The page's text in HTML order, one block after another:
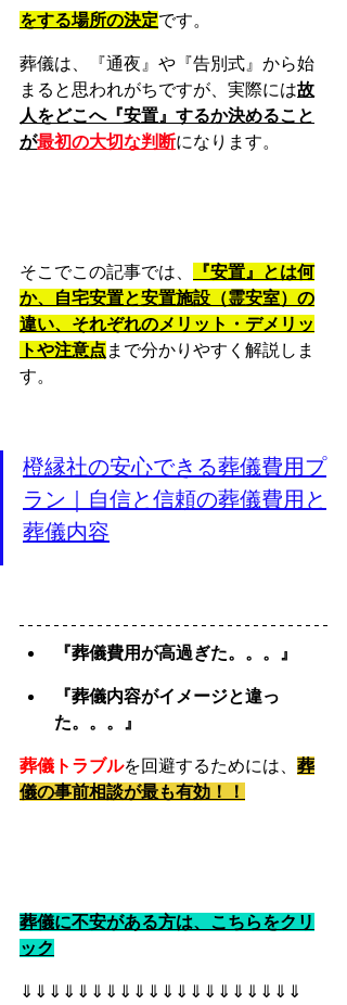
をする場所の決定です。
葬儀は、『通夜』や『告別式』から始
まると思われがちですが、実際には故
人をどこへ『安置』するか決めること
が最初の大切な判断になります。
そこでこの記事では、
『安置』とは何
か、自宅安置と安置施設（霊安室）の
違い、それぞれのメリット・デメリッ
トや注意点 まで分かりやすく解説しま
す。
橙縁社の安心できる葬儀費用プ
ラン｜自信と信頼の葬儀費用と
葬儀内容
『葬儀費用が高過ぎた。。。』
『葬儀内容がイメージと違っ
た。。。』
葬儀トラブルを回避するためには、 葬
儀の事前相談が最も有効！！
葬儀に不安がある方は、こちらをクリ
ック
⇓⇓⇓⇓⇓⇓⇓⇓⇓⇓⇓⇓⇓⇓⇓⇓⇓⇓⇓⇓